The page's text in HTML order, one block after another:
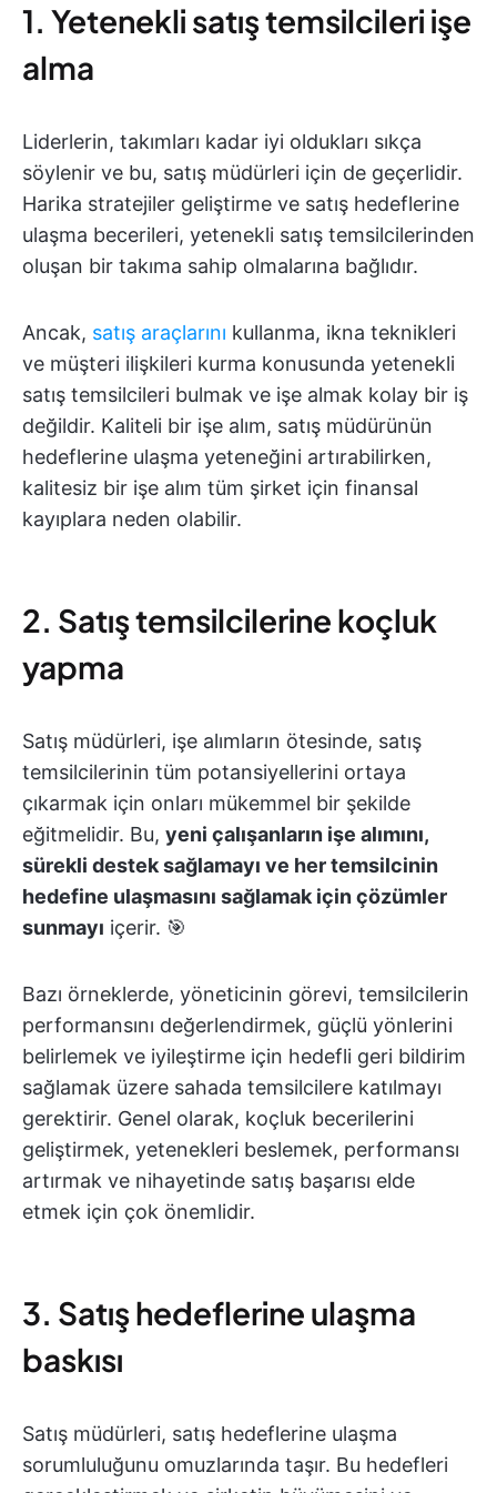
1. Yetenekli satış temsilcileri işe
alma
Liderlerin, takımları kadar iyi oldukları sıkça
söylenir ve bu, satış müdürleri için de geçerlidir.
Harika stratejiler geliştirme ve satış hedeflerine
ulaşma becerileri, yetenekli satış temsilcilerinden
oluşan bir takıma sahip olmalarına bağlıdır.
Ancak, satış araçlarını kullanma, ikna teknikleri
ve müşteri ilişkileri kurma konusunda yetenekli
satış temsilcileri bulmak ve işe almak kolay bir iş
değildir. Kaliteli bir işe alım, satış müdürünün
hedeflerine ulaşma yeteneğini artırabilirken,
kalitesiz bir işe alım tüm şirket için finansal
kayıplara neden olabilir.
2. Satış temsilcilerine koçluk
yapma
Satış müdürleri, işe alımların ötesinde, satış
temsilcilerinin tüm potansiyellerini ortaya
çıkarmak için onları mükemmel bir şekilde
eğitmelidir. Bu, yeni çalışanların işe alımını,
sürekli destek sağlamayı ve her temsilcinin
hedefine ulaşmasını sağlamak için çözümler
sunmayı içerir. 🎯
Bazı örneklerde, yöneticinin görevi, temsilcilerin
performansını değerlendirmek, güçlü yönlerini
belirlemek ve iyileştirme için hedefli geri bildirim
sağlamak üzere sahada temsilcilere katılmayı
gerektirir. Genel olarak, koçluk becerilerini
geliştirmek, yetenekleri beslemek, performansı
artırmak ve nihayetinde satış başarısı elde
etmek için çok önemlidir.
3. Satış hedeflerine ulaşma
baskısı
Satış müdürleri, satış hedeflerine ulaşma
sorumluluğunu omuzlarında taşır. Bu hedefleri